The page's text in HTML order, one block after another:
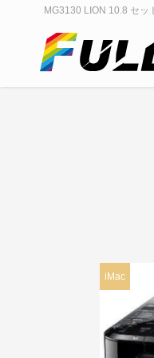
MG3130 LION 10.8 セ
iMac